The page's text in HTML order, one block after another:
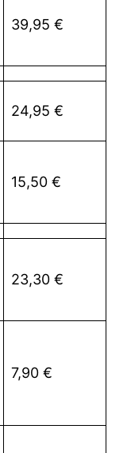
39,95 €
24,95 €
15,50 €
23,30 €
7,90 €